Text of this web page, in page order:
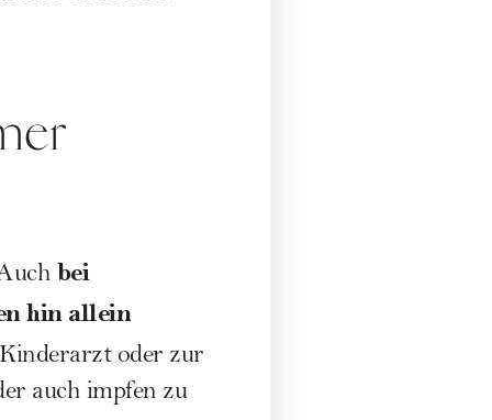
bei
hin allein
oder zur
auch impfen zu